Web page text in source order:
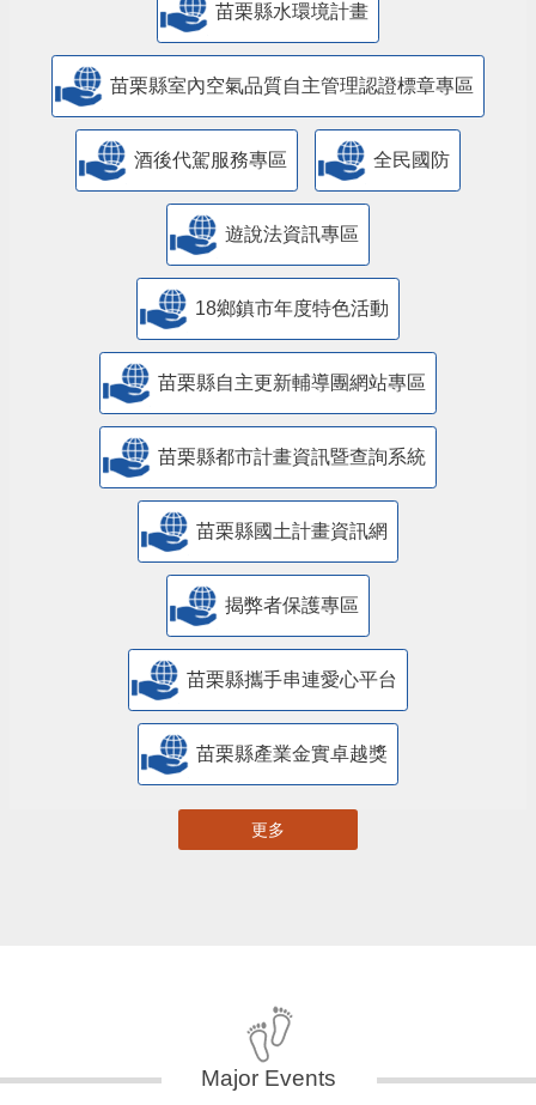
苗栗縣水環境計畫
苗栗縣室內空氣品質自主管理認證標章專區
酒後代駕服務專區 全民國防
遊說法資訊專區
18鄉鎮市年度特色活動
苗栗縣自主更新輔導團網站專區
苗栗縣都市計畫資訊暨查詢系統
苗栗縣國土計畫資訊網
揭弊者保護專區
苗栗縣攜手串連愛心平台
苗栗縣產業金實卓越獎
更多